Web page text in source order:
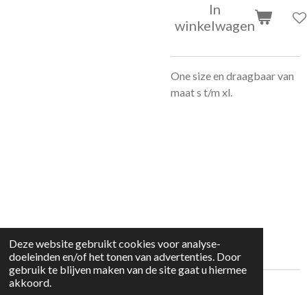
Deze website gebruikt cookies voor analyse-
doeleinden en/of het tonen van advertenties. Door
gebruik te blijven maken van de site gaat u hiermee
akkoord.
In
winkelwagen
One size en draagbaar van
maat s t/m xl.